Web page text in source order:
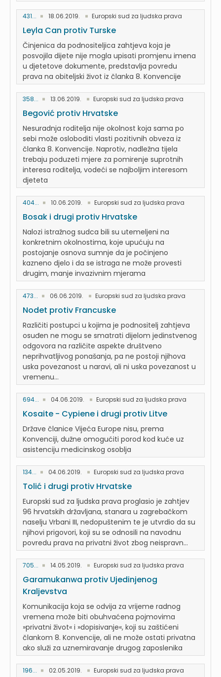
431... 18.06.2019. Europski sud za ljudska prava
Leyla Can protiv Turske
Činjenica da podnositeljica zahtjeva koja je
posvojila dijete nije mogla upisati promjenu imena
u djetetove dokumente, predstavlja povredu
prava na obiteljski život iz članka 8. Konvencije
358... 13.06.2019. Europski sud za ljudska prava
Begović protiv Hrvatske
Nesuradnja roditelja nije okolnost koja sama po
sebi može osloboditi vlasti pozitivnih obveza iz
članka 8. Konvencije. Naprotiv, nadležna tijela
trebaju poduzeti mjere za pomirenje suprotnih
interesa roditelja, vodeći se najboljim interesom
djeteta
404... 10.06.2019. Europski sud za ljudska prava
Bosak i drugi protiv Hrvatske
Nalozi istražnog sudca bili su utemeljeni na
konkretnim okolnostima, koje upućuju na
postojanje osnova sumnje da je počinjeno
kazneno djelo i da se istraga ne može provesti
drugim, manje invazivnim mjerama
473... 06.06.2019. Europski sud za ljudska prava
Nodet protiv Francuske
Različiti postupci u kojima je podnositelj zahtjeva
osuđen ne mogu se smatrati dijelom jedinstvenog
odgovora na različite aspekte društveno
neprihvatljivog ponašanja, pa ne postoji njihova
uska povezanost u naravi, ali ni uska povezanost u
vremenu...
694... 04.06.2019. Europski sud za ljudska prava
Kosaite - Cypiene i drugi protiv Litve
Države članice Vijeća Europe nisu, prema
Konvenciji, dužne omogućiti porod kod kuće uz
asistenciju medicinskog osoblja
134... 04.06.2019. Europski sud za ljudska prava
Tolić i drugi protiv Hrvatske
Europski sud za ljudska prava proglasio je zahtjev
96 hrvatskih državljana, stanara u zagrebačkom
naselju Vrbani III, nedopuštenim te je utvrdio da su
njihovi prigovori, koji su se odnosili na navodnu
povredu prava na privatni život zbog neispravn...
705... 14.05.2019. Europski sud za ljudska prava
Garamukanwa protiv Ujedinjenog
Kraljevstva
Komunikacija koja se odvija za vrijeme radnog
vremena može biti obuhvaćena pojmovima
»privatni život« i »dopisivanje«, koji su zaštićeni
člankom 8. Konvencije, ali ne može ostati privatna
ako služi za uznemiravanje drugog zaposlenika
196... 02.05.2019. Europski sud za ljudska prava